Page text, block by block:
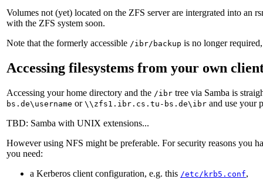
Volumes not (yet) located on the ZFS server are intergrated into an
with the ZFS system soon.
Note that the formerly accessible /ibr/backup is no longer
Accessing filesystems from your own
Accessing your home directory and the /ibr tree via Samba is
bs.de\username or \\zfs1.ibr.cs.tu-bs.de\ibr and use your
TBD: Samba with UNIX extensions...
However using NFS might be preferable. For security reasons you
you need:
a Kerberos client configuration, e.g. this /etc/krb5.conf,